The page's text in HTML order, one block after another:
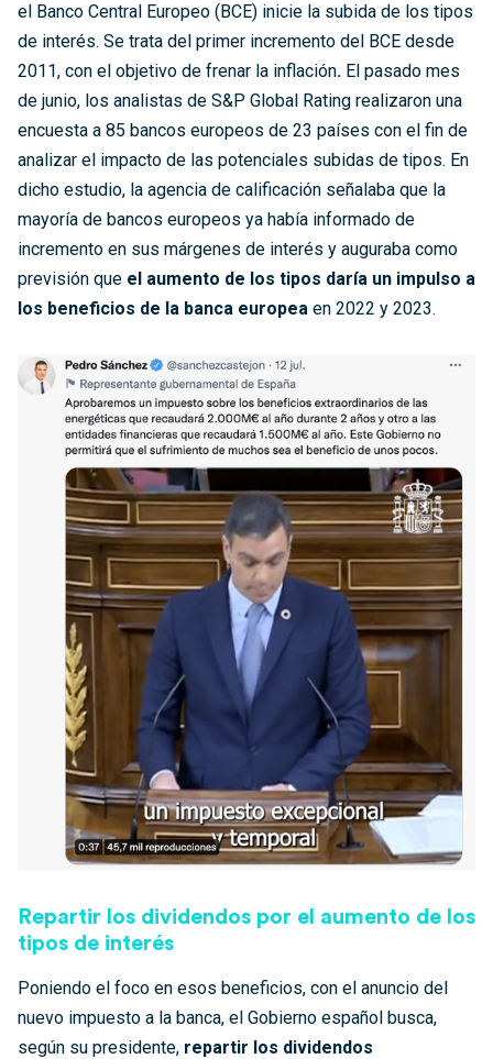
el Banco Central Europeo (BCE) inicie la subida de los tipos
de interés. Se trata del primer incremento del BCE desde
2011, con el objetivo de frenar la inflación. El pasado mes
de junio, los analistas de S&P Global Rating realizaron una
encuesta a 85 bancos europeos de 23 países con el fin de
analizar el impacto de las potenciales subidas de tipos. En
dicho estudio, la agencia de calificación señalaba que la
mayoría de bancos europeos ya había informado de
incremento en sus márgenes de interés y auguraba como
previsión que el aumento de los tipos daría un impulso a
los beneficios de la banca europea en 2022 y 2023.
Repartir los dividendos por el aumento de los
tipos de interés
Poniendo el foco en esos beneficios, con el anuncio del
nuevo impuesto a la banca, el Gobierno español busca,
según su presidente, repartir los dividendos